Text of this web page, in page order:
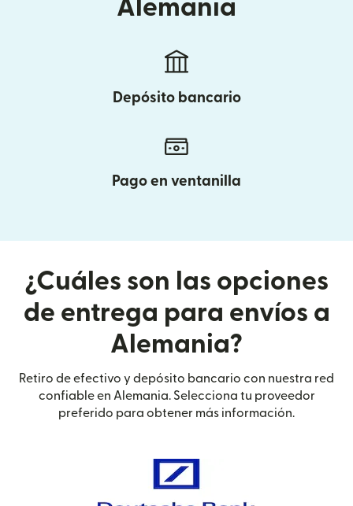
Alemania
Depósito bancario
Pago en ventanilla
¿Cuáles son las opciones
de entrega para envíos a
Alemania?
Retiro de efectivo y depósito bancario con nuestra red
confiable en Alemania. Selecciona tu proveedor
preferido para obtener más información.